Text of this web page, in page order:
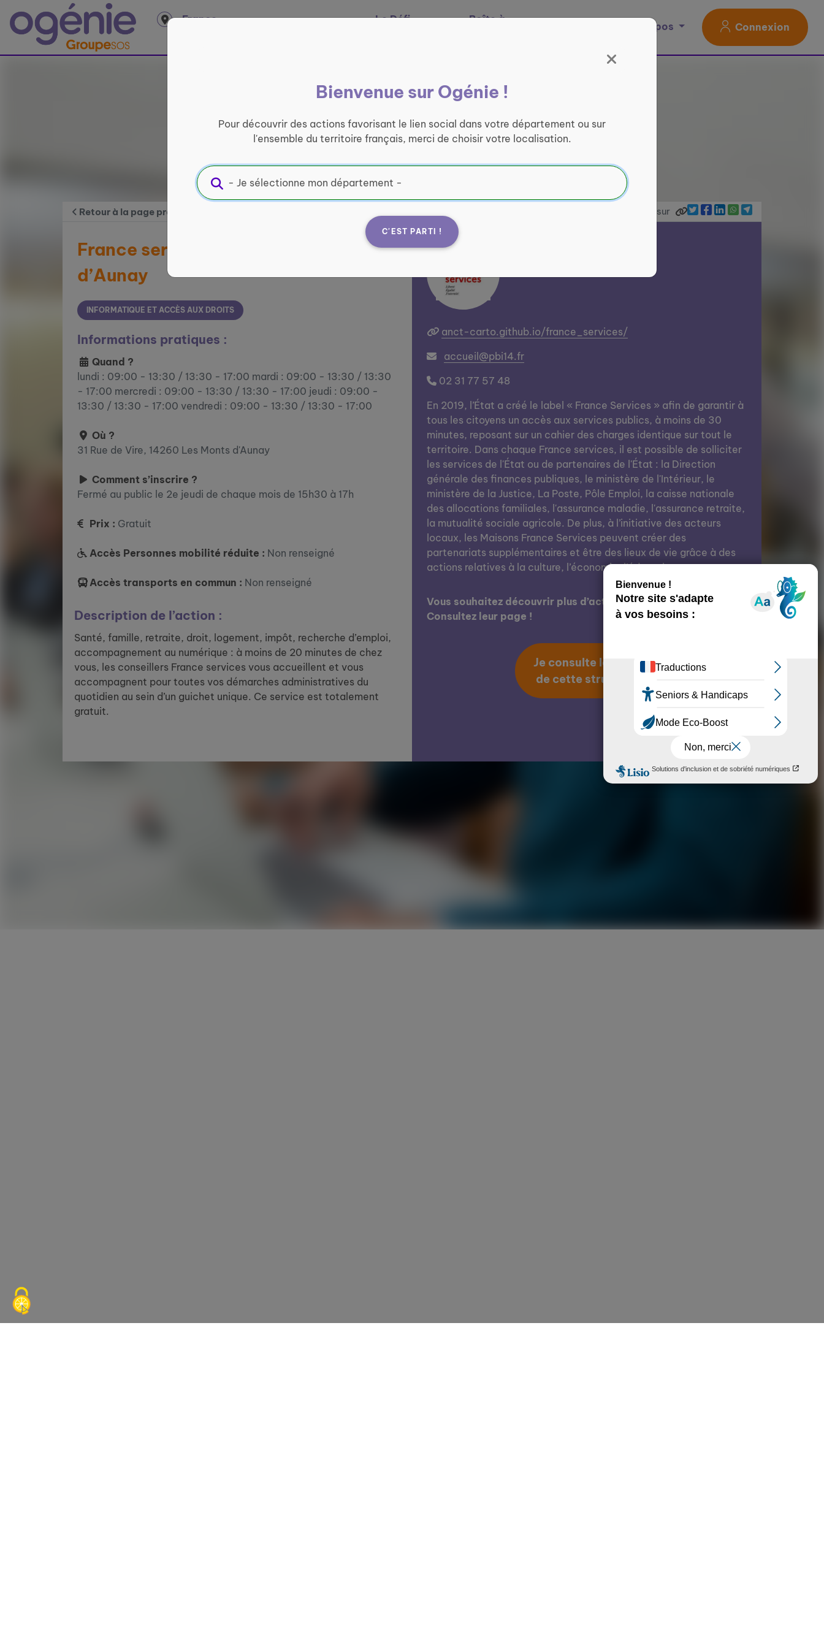
France
Le Défi
Boîte à
À propos Connexion
Bienvenue sur Ogénie !
Pour découvrir des actions favorisant le lien social dans votre département ou sur
l'ensemble du territoire français, merci de choisir votre localisation.
C'EST PARTI !
Retour à la page précédente Partager sur
France services de Les Monts
d’Aunay
INFORMATIQUE ET ACCÈS AUX DROITS
Informations pratiques :
Quand ?
lundi : 09:00 - 13:30 / 13:30 - 17:00 mardi : 09:00 - 13:30 / 13:30
- 17:00 mercredi : 09:00 - 13:30 / 13:30 - 17:00 jeudi : 09:00 -
13:30 / 13:30 - 17:00 vendredi : 09:00 - 13:30 / 13:30 - 17:00
Où ?
31 Rue de Vire, 14260 Les Monts d'Aunay
Comment s’inscrire ?
Fermé au public le 2e jeudi de chaque mois de 15h30 à 17h
Prix : Gratuit
Accès Personnes mobilité réduite : Non renseigné
Accès transports en commun : Non renseigné
Description de l’action :
Santé, famille, retraite, droit, logement, impôt, recherche d’emploi,
accompagnement au numérique : à moins de 20 minutes de chez
vous, les conseillers France services vous accueillent et vous
accompagnent pour toutes vos démarches administratives du
quotidien au sein d’un guichet unique. Ce service est totalement
gratuit.
anct-carto.github.io/france_services/
accueil@pbi14.fr
02 31 77 57 48
En 2019, l’État a créé le label « France Services » afin de garantir à
tous les citoyens un accès aux services publics, à moins de 30
minutes, reposant sur un cahier des charges identique sur tout le
territoire. Dans chaque France services, il est possible de solliciter
les services de l'État ou de partenaires de l'État : la Direction
générale des finances publiques, le ministère de l'Intérieur, le
ministère de la Justice, La Poste, Pôle Emploi, la caisse nationale
des allocations familiales, l'assurance maladie, l'assurance retraite,
la mutualité sociale agricole. De plus, à l’initiative des acteurs
locaux, les Maisons France Services peuvent créer des
partenariats supplémentaires et être des lieux de vie grâce à des
actions relatives à la culture, l’économie, l’éducation, etc.
Vous souhaitez découvrir plus d’actions de cette structure ?
Consultez leur page !
Je consulte la page
de cette structure
Panneau de gestion des cookies